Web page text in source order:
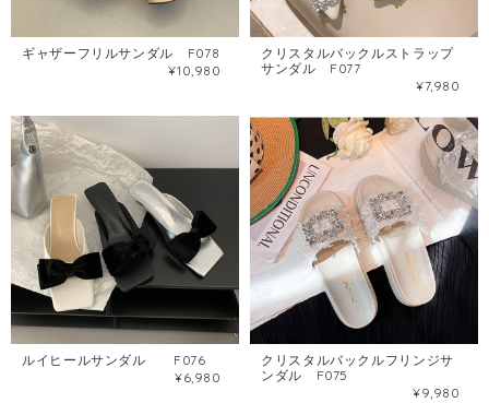
ギャザーフリルサンダル F078
¥10,980
クリスタルバックルストラップ
サンダル F077
¥7,980
ルイヒールサンダル F076
¥6,980
クリスタルバックルフリンジサ
ンダル F075
¥9,980